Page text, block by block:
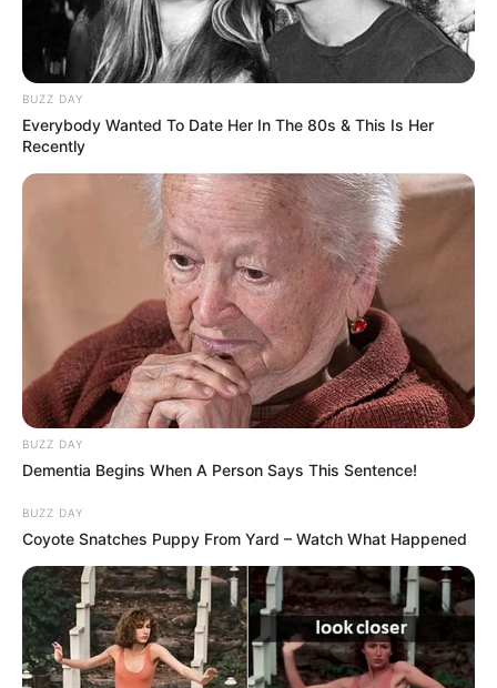
BUZZ DAY
Everybody Wanted To Date Her In The 80s & This Is Her
Recently
BUZZ DAY
Dementia Begins When A Person Says This Sentence!
BUZZ DAY
Coyote Snatches Puppy From Yard – Watch What Happened